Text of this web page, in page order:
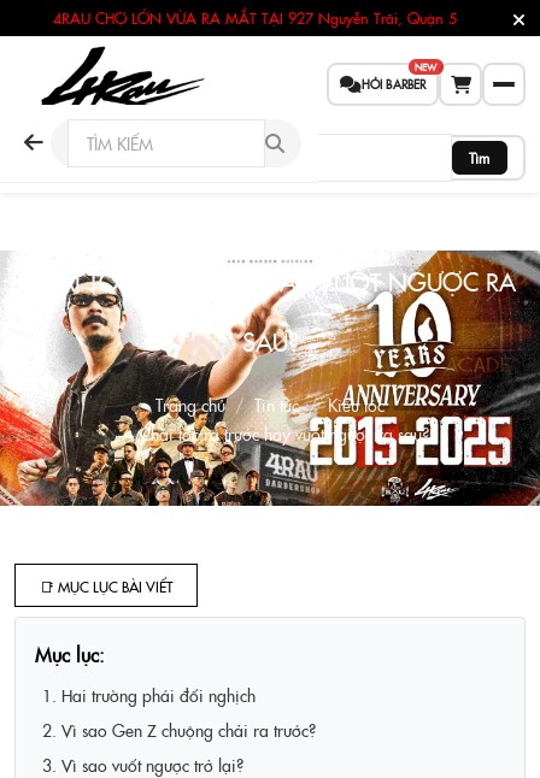
4RAU CHỢ LỚN VỪA RA MẮT TẠI 927 Nguyễn Trãi, Quận 5
HỎI BARBER
NEW
Tìm
CHẢI TÓC RA TRƯỚC HAY VUỐT NGƯỢC RA
SAU?
Trang chủ Tin tức
Kiểu tóc
Chải tóc ra trước hay vuốt ngược ra sau?
📑 MỤC LỤC BÀI VIẾT
Mục lục:
1. Hai trường phái đối nghịch
2. Vì sao Gen Z chuộng chải ra trước?
3. Vì sao vuốt ngược trở lại?